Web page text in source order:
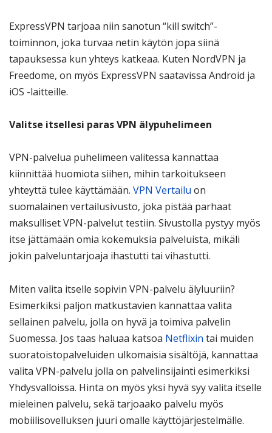
ExpressVPN tarjoaa niin sanotun “kill switch”-
toiminnon, joka turvaa netin käytön jopa siinä
tapauksessa kun yhteys katkeaa. Kuten NordVPN ja
Freedome, on myös ExpressVPN saatavissa Android ja
iOS -laitteille.
Valitse itsellesi paras VPN älypuhelimeen
VPN-palvelua puhelimeen valitessa kannattaa
kiinnittää huomiota siihen, mihin tarkoitukseen
yhteyttä tulee käyttämään. VPN Vertailu on
suomalainen vertailusivusto, joka pistää parhaat
maksulliset VPN-palvelut testiin. Sivustolla pystyy myös
itse jättämään omia kokemuksia palveluista, mikäli
jokin palveluntarjoaja ihastutti tai vihastutti.
Miten valita itselle sopivin VPN-palvelu älyluuriin?
Esimerkiksi paljon matkustavien kannattaa valita
sellainen palvelu, jolla on hyvä ja toimiva palvelin
Suomessa. Jos taas haluaa katsoa Netflixin tai muiden
suoratoistopalveluiden ulkomaisia sisältöjä, kannattaa
valita VPN-palvelu jolla on palvelinsijainti esimerkiksi
Yhdysvalloissa. Hinta on myös yksi hyvä syy valita itselle
mieleinen palvelu, sekä tarjoaako palvelu myös
mobiilisovelluksen juuri omalle käyttöjärjestelmälle.